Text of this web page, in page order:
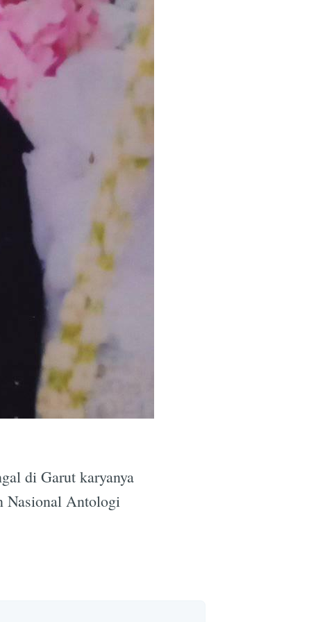
di Garut karyanya
Nasional Antologi